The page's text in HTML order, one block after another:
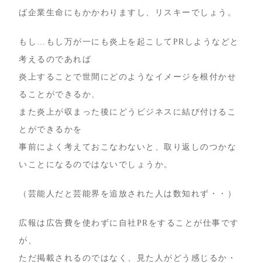
ば企業生命にもかかわりますし、リスキーでしょう。
もし…もし万が一にも炎上を起こしてPRしようなどと
考えるのであれば
炎上することで世間にどのようなイメージを根付かせ
ることができるか、
また炎上が収まった後にどうビジネスに結び付けるこ
とができるかを
事前によく考えておこなわないと、取り返しのつかな
いことになるのではないでしょうか。
（芸能人だと芸能界を追放された人は数知れず・・）
広報は広告費を使わずに自社PRをすることが仕事です
が、
ただ掲載されるのではなく、見た人がどう感じるか・